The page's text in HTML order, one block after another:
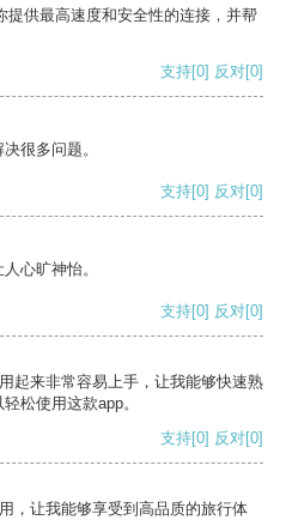
供最高速度和安全性的连接，并帮
支持[0] 反对[0]
很多问题。
支持[0] 反对[0]
心旷神怡。
支持[0] 反对[0]
起来非常容易上手，让我能够快速熟
松使用这款app。
支持[0] 反对[0]
，让我能够享受到高品质的旅行体